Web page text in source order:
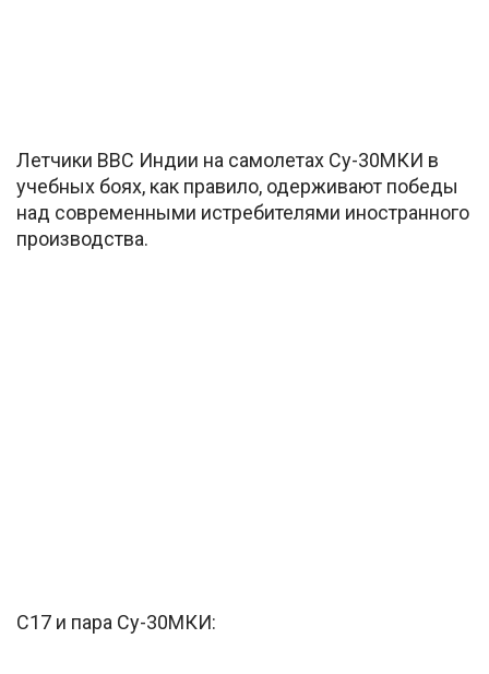
Летчики ВВС Индии на самолетах Су-30МКИ в
учебных боях, как правило, одерживают победы
над современными истребителями иностранного
производства.
С17 и пара Су-30МКИ: